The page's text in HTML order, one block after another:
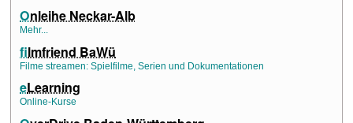
Onleihe Neckar-Alb
Mehr...
filmfriend BaWü
Filme streamen: Spielfilme, Serien und Dokumentationen
eLearning
Online-Kurse